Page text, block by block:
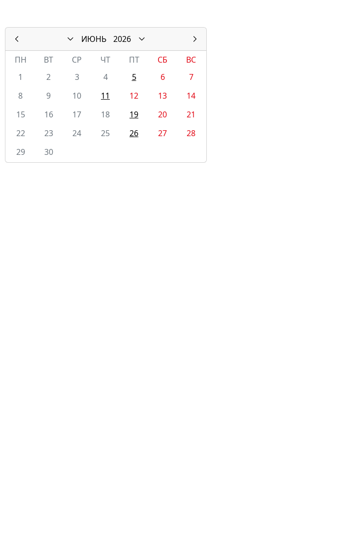
ИЮНЬ
2026
ПН
ВТ СР ЧТ ПТ СБ
ВС
1
2 3 4 5 6
7
8
9 10 11 12 13
14
15
16 17 18 19 20
21
22
23 24 25 26 27
28
29
30